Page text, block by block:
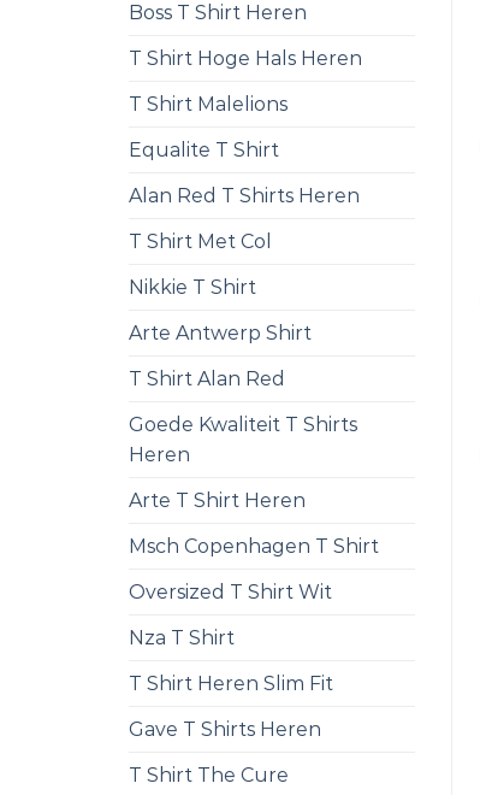
Boss T Shirt Heren
T Shirt Hoge Hals Heren
T Shirt Malelions
Equalite T Shirt
Alan Red T Shirts Heren
T Shirt Met Col
Nikkie T Shirt
Arte Antwerp Shirt
T Shirt Alan Red
Goede Kwaliteit T Shirts
Heren
Arte T Shirt Heren
Msch Copenhagen T Shirt
Oversized T Shirt Wit
Nza T Shirt
T Shirt Heren Slim Fit
Gave T Shirts Heren
T Shirt The Cure